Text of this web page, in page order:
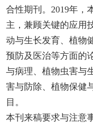
合性期刊。2019年，
主，兼顾关键的应用
动与生长发育、植物
预防及医治等方面的
与病理、植物虫害与
害与防除、植物保健
目。
本刊来稿要求与注意